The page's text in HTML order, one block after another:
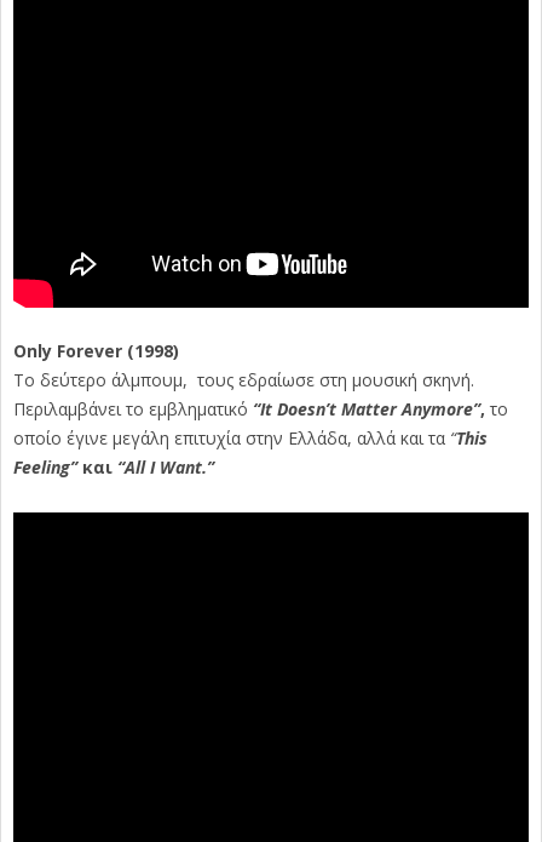
Only Forever (1998)
Το δεύτερο άλμπουμ, τους εδραίωσε στη μουσική σκηνή.
Περιλαμβάνει το εμβληματικό “It Doesn’t Matter Anymore”, το
οποίο έγινε μεγάλη επιτυχία στην Ελλάδα, αλλά και τα “This
Feeling”και “All I Want.”